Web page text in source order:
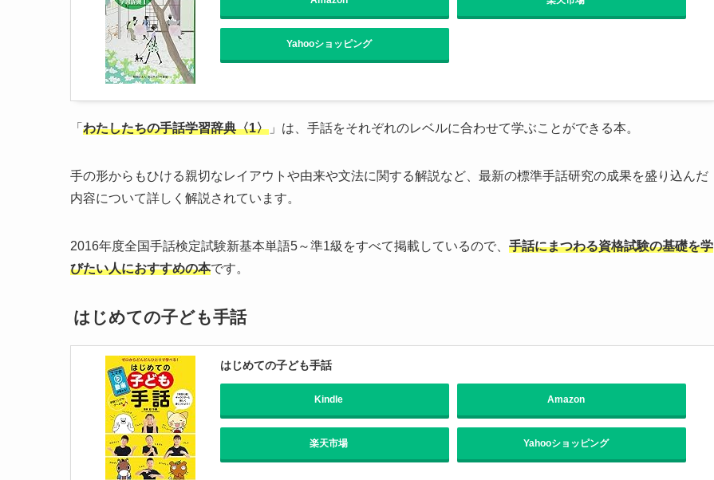
Yahooショッピング
「 わたしたちの手話学習辞典〈1〉 」は、手話をそれぞれのレベルに合わせて学ぶことができる本。
手の形からもひける親切なレイアウトや由来や文法に関する解説など、最新の標準手話研究の成果を盛り込んだ
内容について詳しく解説されています。
2016年度全国手話検定試験新基本単語5～準1級をすべて掲載しているので、 手話にまつわる資格試験の基礎を学
びたい人におすすめの本です。
はじめての子ども手話
はじめての子ども手話
Kindle Amazon
楽天市場 Yahooショッピング